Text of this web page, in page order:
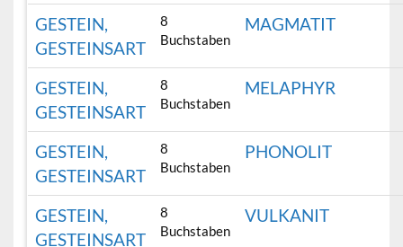
GESTEIN,
GESTEINSART
8
Buchstaben
MAGMATIT
GESTEIN,
GESTEINSART
8
Buchstaben
MELAPHYR
GESTEIN,
GESTEINSART
8
Buchstaben
PHONOLIT
GESTEIN,
GESTEINSART
8
Buchstaben
VULKANIT